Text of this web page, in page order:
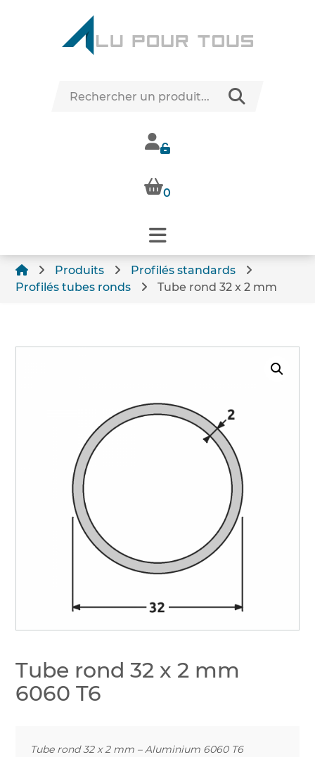
0
Produits
Profilés standards
Profilés tubes ronds
Tube rond 32 x 2 mm
Tube rond 32 x 2 mm
6060 T6
Tube rond 32 x 2 mm – Aluminium 6060 T6